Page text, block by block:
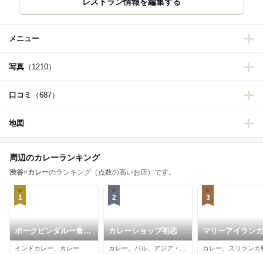
メニュー
写真 （1210）
口コミ （687）
地図
周辺のカレーランキング
渋谷×カレーのランキング（点数の高いお店）です。
1
ポークビンダルー食べ
る副大統領
インドカレー、カレー
2
カレーショップ初恋
3
マリーアイラン
カレー、スリランカ